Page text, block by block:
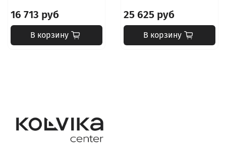
16 713 руб
В корзину
25 625 руб
В корзину